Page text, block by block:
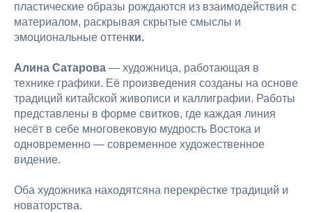
пластические образы рождаются из взаимодействия с
материалом, раскрывая скрытые смыслы и
эмоциональные оттенки.
Алина Сатарова — художница, работающая в
технике графики. Её произведения созданы на основе
традиций китайской живописи и каллиграфии. Работы
представлены в форме свитков, где каждая линия
несёт в себе многовековую мудрость Востока и
одновременно — современное художественное
видение.
Оба художника находятсяна перекрёстке традиций и
новаторства.